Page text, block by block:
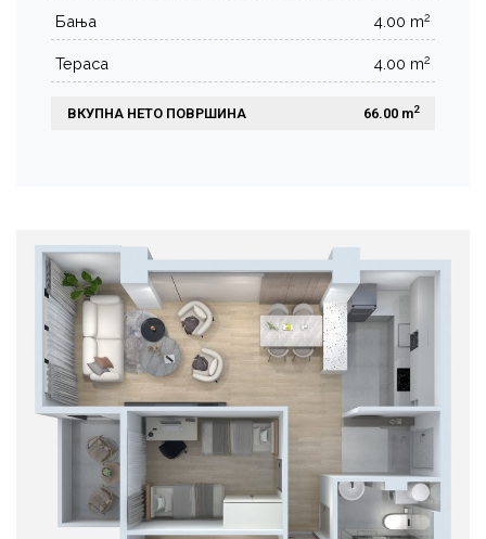
Бања 4.00 m2
Тераса 4.00 m2
ВКУПНА НЕТО ПОВРШИНА 66.00 m2